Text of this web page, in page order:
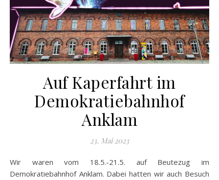
Auf Kaperfahrt im
Demokratiebahnhof
Anklam
23. Mai 2023
Wir waren vom 18.5.-21.5. auf Beutezug im
Demokratiebahnhof Anklam. Dabei hatten wir auch Besuch